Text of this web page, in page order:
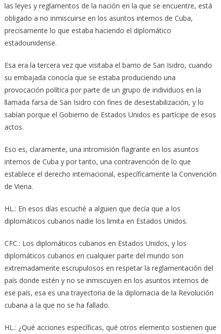
las leyes y reglamentos de la nación en la que se encuentre, está
obligado a no inmiscuirse en los asuntos internos de Cuba,
precisamente lo que estaba haciendo el diplomático
estadounidense.
Esa era la tercera vez que visitaba el barrio de San Isidro, cuando
su embajada conocía que se estaba produciendo una
provocación política por parte de un grupo de individuos en la
llamada farsa de San Isidro con fines de desestabilización, y lo
sabían porque el Gobierno de Estados Unidos es partícipe de esos
actos.
Eso es, claramente, una intromisión flagrante en los asuntos
internos de Cuba y por tanto, una contravención de lo que
establece el derecho internacional, específicamente la Convención
de Viena.
HL.: En esos días escuché a alguien que decía que a los
diplomáticos cubanos nadie los limita en Estados Unidos.
CFC.: Los diplomáticos cubanos en Estados Unidos, y los
diplomáticos cubanos en cualquier parte del mundo son
extremadamente escrupulosos en respetar la reglamentación del
país donde estén y no se inmiscuyen en los asuntos internos de
ese país, esa es una trayectoria de la diplomacia de la Revolución
cubana a la que no se ha fallado.
HL.: ¿Qué acciones específicas, qué otros elemento sostienen que